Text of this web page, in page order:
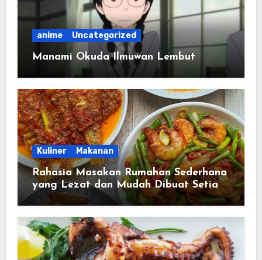
anime Uncategorized
Manami Okuda Ilmuwan Lembut
Kuliner Makanan
Rahasia Masakan Rumahan Sederhana
yang Lezat dan Mudah Dibuat Setiap
Hari